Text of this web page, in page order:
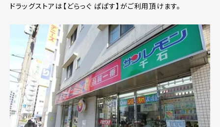
ドラッグストアは【どらっぐ ぱぱす】がご利用頂けます。